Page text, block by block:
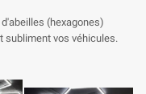
(hexagones)
subliment vos véhicules.